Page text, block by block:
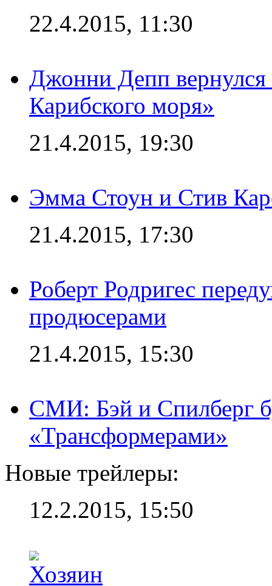
22.4.2015, 11:30
Джонни Депп
Карибского моря»
21.4.2015, 19:30
Эмма Стоун и Стив
21.4.2015, 17:30
Роберт Родригес
продюсерами
21.4.2015, 15:30
СМИ: Бэй и Спилберг
«Трансформерами»
Новые трейлеры:
12.2.2015, 15:50